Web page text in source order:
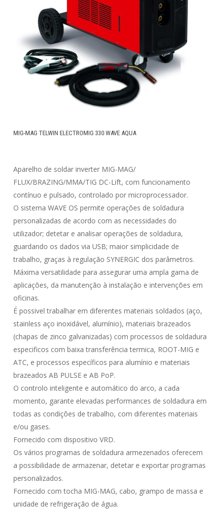
MIG-MAG TELWIN ELECTROMIG 330 WAVE AQUA
Aparelho de soldar inverter MIG-MAG/
FLUX/BRAZING/MMA/TIG DC-Lift, com funcionamento
contínuo e pulsado, controlado por microprocessador.
O sistema WAVE OS permite operações de soldadura
personalizadas de acordo com as necessidades do
utilizador; detetar e analisar operações de soldadura,
guardando os dados via USB; maior simplicidade de
trabalho, graças à regulação SYNERGIC dos parâmetros.
Máxima versatilidade para assegurar uma ampla gama de
aplicações, da manutenção à instalação e intervenções em
oficinas.
É possivel trabalhar em diferentes materiais soldados (aço,
stainless aço inoxidável, alumínio), materiais brazeados
(chapas de zinco galvanizadas) com processos de soldadura
especificos com baixa transferência termica, ROOT-MIG e
ATC, e processos específicos para alumínio e materiais
brazeados AB PULSE e AB PoP.
O controlo inteligente e automático do arco, a cada
momento, garante elevadas performances de soldadura em
todas as condições de trabalho, com diferentes materiais
e/ou gases.
Fornecido com dispositivo VRD.
Os vários programas de soldadura armezenados oferecem
a possibilidade de armazenar, detetar e exportar programas
personalizados.
Fornecido com tocha MIG-MAG, cabo, grampo de massa e
unidade de refrigeração de água.